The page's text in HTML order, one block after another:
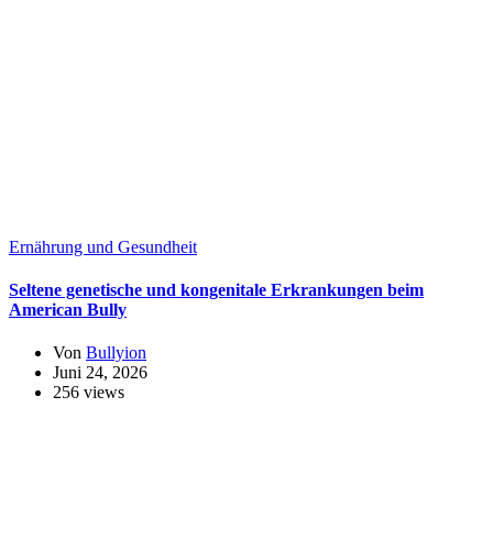
Ernährung und Gesundheit
Seltene genetische und kongenitale Erkrankungen beim
American Bully
Von Bullyion
Juni 24, 2026
256 views